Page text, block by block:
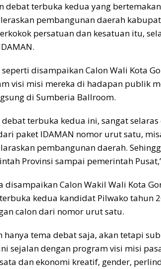
debat terbuka kedua yang
pembangunan daerah
persatuan dan kesatuan itu,
disampaikan Calon Wali Kota
visi misi mereka di hadapan publik
di Sumberia Ballroom.
debat terbuka kedua ini, sangat
paket IDAMAN nomor urut satu,
pembangunan daerah.
Provinsi sampai pemerintah
disampaikan Calon Wakil Wali Kota
kedua kandidat Pilwako tahun
calon dari nomor urut satu.
hanya tema debat saja, akan tetapi
sejalan dengan program visi misi
dan ekonomi kreatif, gender,